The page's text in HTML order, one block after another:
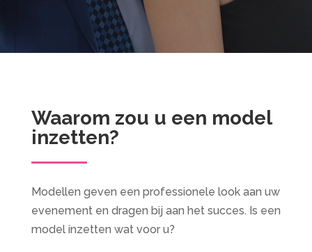
Waarom zou u een model
inzetten?
Modellen geven een professionele look aan uw
evenement en dragen bij aan het succes. Is een
model inzetten wat voor u?